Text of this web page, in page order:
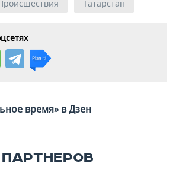
Татарстан
время» в Дзен